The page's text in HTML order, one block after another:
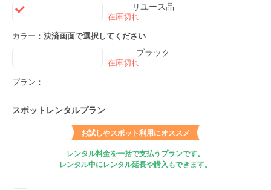
リユース品
カラー： 決済画面で選択してください
ブラック
プラン：
スポットレンタルプラン
お試しやスポット利用にオススメ
レンタル料金を一括で支払うプランです。
レンタル中にレンタル延長や購入もできます。